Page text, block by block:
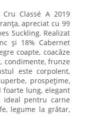
Cru Classé A 2019
apreciat cu 99
Suckling. Realizat
și 18% Cabernet
coapte, coacăze
condimente, frunze
este corpolent,
prospețime,
lung, elegant
ideal pentru carne
legume la grătar,